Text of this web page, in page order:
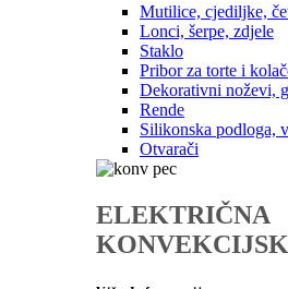
Mutilice, cjediljke,
Lonci, šerpe, zdjele
Staklo
Pribor za torte i
Dekorativni noževi,
Rende
Silikonska podloga,
Otvarači
ELEKTRIČNA